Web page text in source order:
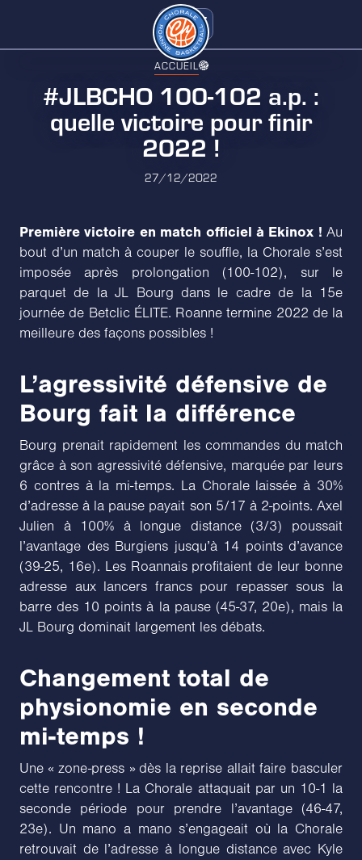
ACCUEIL
#JLBCHO 100-102 a.p. :
quelle victoire pour finir
2022 !
27/12/2022
Première victoire en match officiel à Ekinox ! Au
bout d’un match à couper le souffle, la Chorale s’est
imposée après prolongation (100-102), sur le
parquet de la JL Bourg dans le cadre de la 15e
journée de Betclic ÉLITE. Roanne termine 2022 de la
meilleure des façons possibles !
L’agressivité défensive de
Bourg fait la différence
Bourg prenait rapidement les commandes du match
grâce à son agressivité défensive, marquée par leurs
6 contres à la mi-temps. La Chorale laissée à 30%
d’adresse à la pause payait son 5/17 à 2-points. Axel
Julien à 100% à longue distance (3/3) poussait
l’avantage des Burgiens jusqu’à 14 points d’avance
(39-25, 16e). Les Roannais profitaient de leur bonne
adresse aux lancers francs pour repasser sous la
barre des 10 points à la pause (45-37, 20e), mais la
JL Bourg dominait largement les débats.
Changement total de
physionomie en seconde
mi-temps !
Une « zone-press » dès la reprise allait faire basculer
cette rencontre ! La Chorale attaquait par un 10-1 la
seconde période pour prendre l’avantage (46-47,
23e). Un mano a mano s’engageait où la Chorale
retrouvait de l’adresse à longue distance avec Kyle